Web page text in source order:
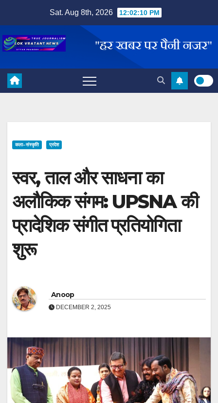
content
Sat. Aug 8th, 2026 12:02:11 PM
कला–संस्कृति प्रदेश
स्वर, ताल और साधना का
अलौकिक संगम: UPSNA की
प्रादेशिक संगीत प्रतियोगिता
शुरू
Anoop
DECEMBER 2, 2025